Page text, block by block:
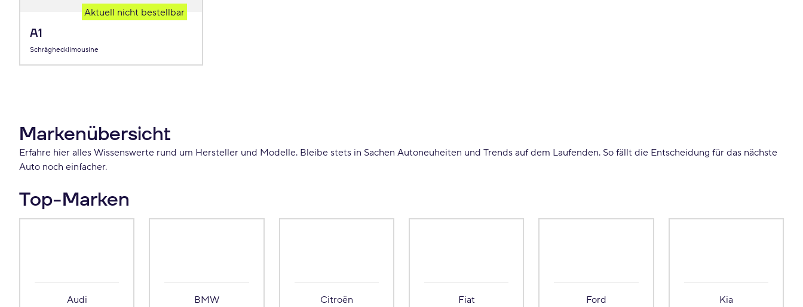
A1
Schräghecklimousine
Aktuell nicht bestellbar
Markenübersicht
Erfahre hier alles Wissenswerte rund um Hersteller und Modelle. Bleibe stets in Sachen Autoneuheiten und Trends auf dem Laufenden. So fällt die Entscheidung für das nächste
Auto noch einfacher.
Top-Marken
Audi BMW Citroën Fiat Ford Kia